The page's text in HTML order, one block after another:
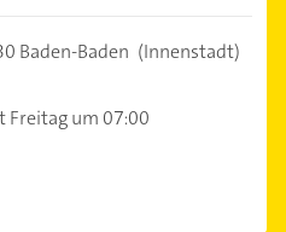
Baden-Baden (Innenstadt)
Freitag um 07:00